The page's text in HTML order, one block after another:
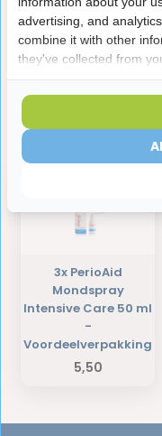
Productomschrijving
Reviews
Laatst bekeken
3x PerioAid
Mondspray
Intensive Care 50 ml
-
Voordeelverpakking
5,50
advertising, and
combine it with other
they've collected from